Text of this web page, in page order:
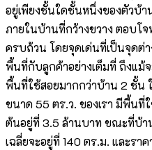
อยู่เพียงชั้นใดชั้นหนึ่งของตัวบ้
ภายในบ้านที่กว้างขวาง ตอบโ
ครบถ้วน โดยจุดเด่นที่เป็นจุดต่
พื้นที่กับลูกค้าอย่างเต็มที่ ถึงแม้
พื้นที่ใช้สอยมากกว่าบ้าน 2 ชั้น
ขนาด 55 ตร.ว. ของเรา มีพื้นที่
ต้นอยู่ที่ 3.5 ล้านบาท ขณะที่บ้
เฉลี่ยจะอยู่ที่ 140 ตร.ม. และร